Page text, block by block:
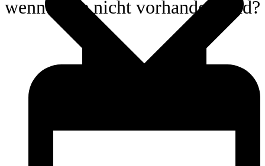
wenn diese nicht vorhanden sind?